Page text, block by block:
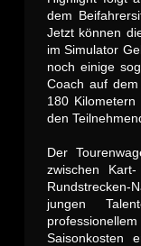
dem
Jetzt können
im Simulator
noch einige
Coach auf
180
den
Der
zwischen
jungen
Saisonkosten